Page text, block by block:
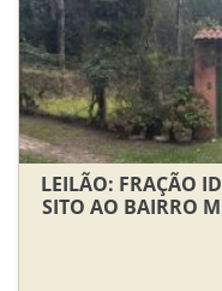
LEILÃO: FRAÇÃO
SITO AO BAIRRO